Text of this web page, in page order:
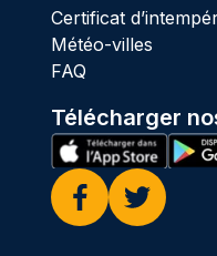
Certificat
Météo-villes
FAQ
Télécharger
Facebook
Twitter